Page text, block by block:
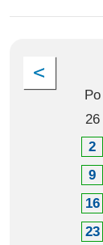
Po
26
2
9
16
23